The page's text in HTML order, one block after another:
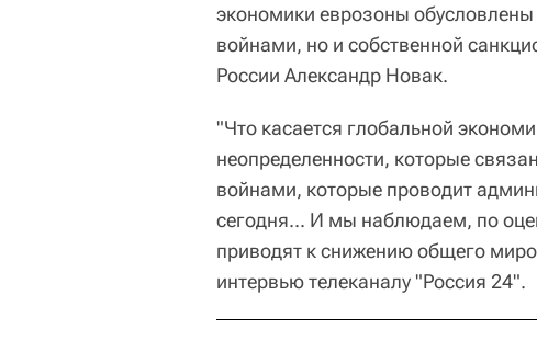
экономики еврозоны
войнами, но и собственной
России Александр Новак.
"Что касается глобальной
неопределенности, которые
войнами, которые проводит
сегодня... И мы наблюдаем, по
приводят к снижению общего
интервью телеканалу "Россия 24".